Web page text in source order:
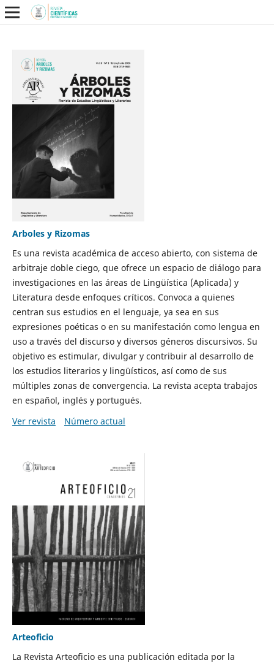
Arboles y Rizomas
Es una revista académica de acceso abierto, con sistema de
arbitraje doble ciego, que ofrece un espacio de diálogo para
investigaciones en las áreas de Lingüística (Aplicada) y
Literatura desde enfoques críticos. Convoca a quienes
centran sus estudios en el lenguaje, ya sea en sus
expresiones poéticas o en su manifestación como lengua en
uso a través del discurso y diversos géneros discursivos. Su
objetivo es estimular, divulgar y contribuir al desarrollo de
los estudios literarios y lingüísticos, así como de sus
múltiples zonas de convergencia. La revista acepta trabajos
en español, inglés y portugués.
Ver revista
Número actual
Arteoficio
La Revista Arteoficio es una publicación editada por la